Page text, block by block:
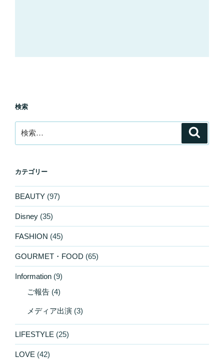
検索
索:
カテゴリー
BEAUTY (97)
Disney (35)
FASHION (45)
GOURMET・FOOD (65)
Information (9)
ご報告 (4)
メディア出演 (3)
LIFESTYLE (25)
LOVE (42)